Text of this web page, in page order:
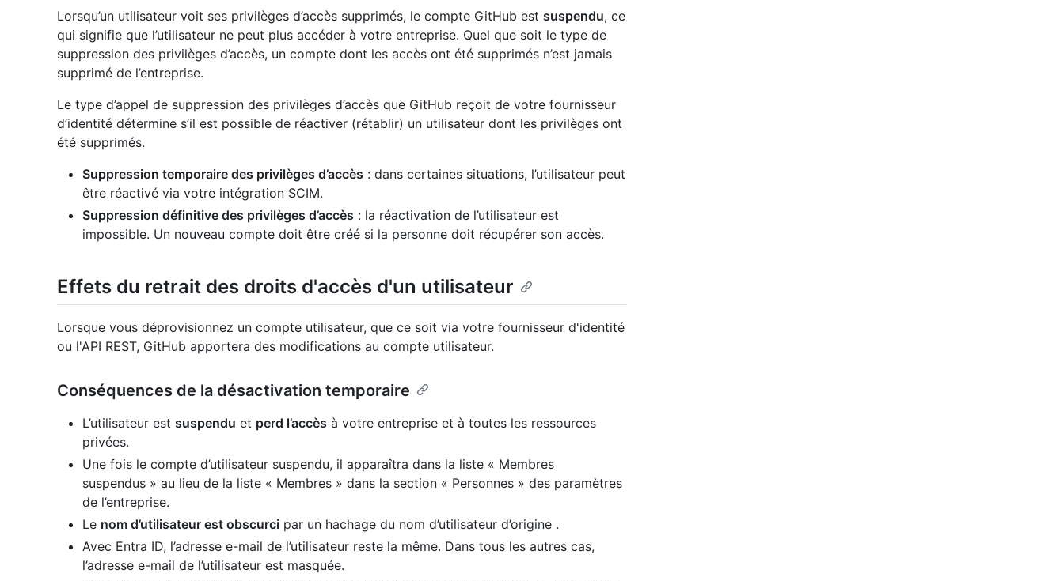
Lorsqu’un utilisateur voit ses privilèges d’accès supprimés, le compte GitHub est suspendu, ce
qui signifie que l’utilisateur ne peut plus accéder à votre entreprise. Quel que soit le type de
suppression des privilèges d’accès, un compte dont les accès ont été supprimés n’est jamais
supprimé de l’entreprise.
Le type d’appel de suppression des privilèges d’accès que GitHub reçoit de votre fournisseur
d’identité détermine s’il est possible de réactiver (rétablir) un utilisateur dont les privilèges ont
été supprimés.
Suppression temporaire des privilèges d’accès : dans certaines situations, l’utilisateur peut
être réactivé via votre intégration SCIM.
Suppression définitive des privilèges d’accès : la réactivation de l’utilisateur est
impossible. Un nouveau compte doit être créé si la personne doit récupérer son accès.
Effets du retrait des droits d'accès d'un utilisateur
Lorsque vous déprovisionnez un compte utilisateur, que ce soit via votre fournisseur d'identité
ou l'API REST, GitHub apportera des modifications au compte utilisateur.
Conséquences de la désactivation temporaire
L’utilisateur est suspendu et perd l’accès à votre entreprise et à toutes les ressources
privées.
Une fois le compte d’utilisateur suspendu, il apparaîtra dans la liste « Membres
suspendus » au lieu de la liste « Membres » dans la section « Personnes » des paramètres
de l’entreprise.
Le nom d’utilisateur est obscurci par un hachage du nom d’utilisateur d’origine .
Avec Entra ID, l’adresse e-mail de l’utilisateur reste la même. Dans tous les autres cas,
l’adresse e-mail de l’utilisateur est masquée.